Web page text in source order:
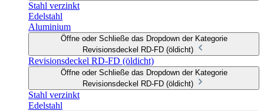
Stahl verzinkt
Edelstahl
Aluminium
Öffne oder Schließe das Dropdown der Kategorie
Revisionsdeckel RD-FD (öldicht)
Revisionsdeckel RD-FD (öldicht)
Öffne oder Schließe das Dropdown der Kategorie
Revisionsdeckel RD-FD (öldicht)
Stahl verzinkt
Edelstahl